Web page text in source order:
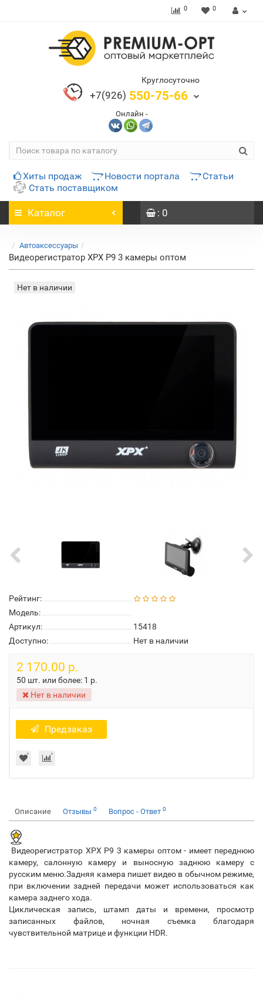
0 0
Круглосуточно
+7(926) 550-75-66
Онлайн -
Хиты продаж Новости портала
Статьи
Стать поставщиком
Каталог : 0
Автоаксессуары
Видеорегистратор XPX Р9 3 камеры оптом
Нет в наличии
Рейтинг:
Модель:
Артикул:
15418
Доступно:
Нет в наличии
2 170.00 р.
50 шт. или более: 1 р.
Нет в наличии
Предзаказ
Описание Отзывы 0 Вопрос - Ответ 0
Видеорегистратор XPX Р9 3 камеры оптом - имеет переднюю
камеру, салонную камеру и выносную заднюю камеру с
русским меню.Задняя камера пишет видео в обычном режиме,
при включении задней передачи может использоваться как
камера заднего хода.
Циклическая запись, штамп даты и времени, просмотр
записанных файлов, ночная съемка благодаря
чувствительной матрице и функции HDR.